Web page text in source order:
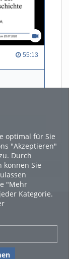
optimal für Sie
"Akzeptieren"
Durch
können Sie
"Mehr
Kategorie.
55:13